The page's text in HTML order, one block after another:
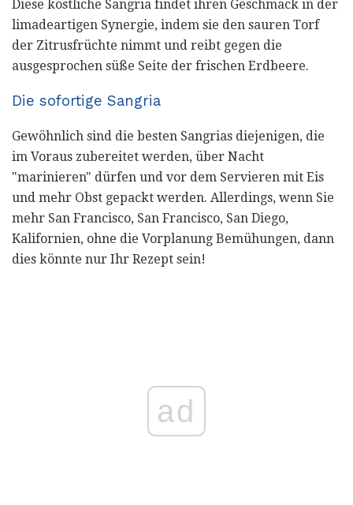
Diese köstliche Sangria findet ihren Geschmack in der
limadeartigen Synergie, indem sie den sauren Torf
der Zitrusfrüchte nimmt und reibt gegen die
ausgesprochen süße Seite der frischen Erdbeere.
Die sofortige Sangria
Gewöhnlich sind die besten Sangrias diejenigen, die
im Voraus zubereitet werden, über Nacht
"marinieren" dürfen und vor dem Servieren mit Eis
und mehr Obst gepackt werden. Allerdings, wenn Sie
mehr San Francisco, San Francisco, San Diego,
Kalifornien, ohne die Vorplanung Bemühungen, dann
dies könnte nur Ihr Rezept sein!
ad